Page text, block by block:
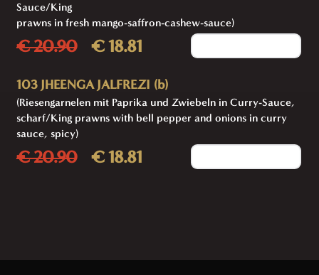
Sauce/King
prawns in fresh mango-saffron-cashew-sauce)
€ 20.90 € 18.81
103 JHEENGA JALFREZI (b)
(Riesengarnelen mit Paprika und Zwiebeln in Curry-Sauce,
scharf/King prawns with bell pepper and onions in curry
sauce, spicy)
€ 20.90 € 18.81